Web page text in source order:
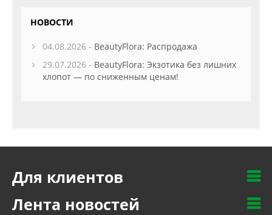
НОВОСТИ
04.08.2026 - BeautyFlora: Распродажа
29.07.2026 - BeautyFlora: Экзотика без лишних
хлопот — по сниженным ценам!
Для клиентов
Лента новостей